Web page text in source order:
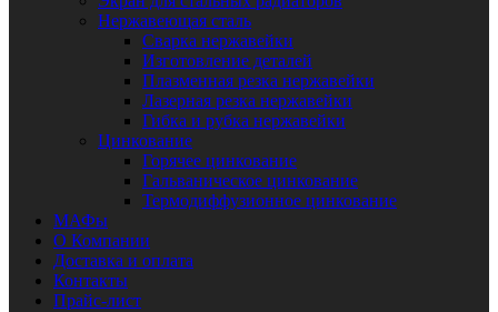
Нержавеющая сталь
Сварка нержавейки
Изготовление деталей
Плазменная резка нержавейки
Лазерная резка нержавейки
Гибка и рубка нержавейки
Цинкование
Горячее цинкование
Гальваническое цинкование
Термодиффузионное цинкование
МАФы
О Компании
Доставка и оплата
Контакты
Прайс-лист